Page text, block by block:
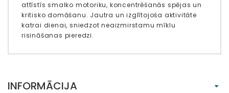
attīstīs smalko motoriku, koncentrēšanās spējas un
kritisko domāšanu. Jautra un izglītojoša aktivitāte
katrai dienai, sniedzot neaizmirstamu mīklu
risināšanas pieredzi.
INFORMĀCIJA